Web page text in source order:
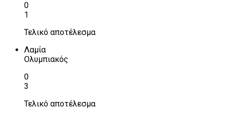
0
1
Τελικό αποτέλεσμα
Λαμία
Ολυμπιακός
0
3
Τελικό αποτέλεσμα